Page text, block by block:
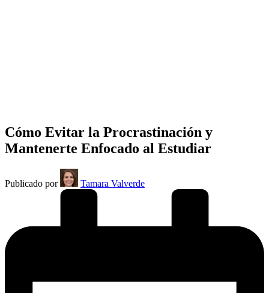
Cómo Evitar la Procrastinación y
Mantenerte Enfocado al Estudiar
Publicado por Tamara Valverde